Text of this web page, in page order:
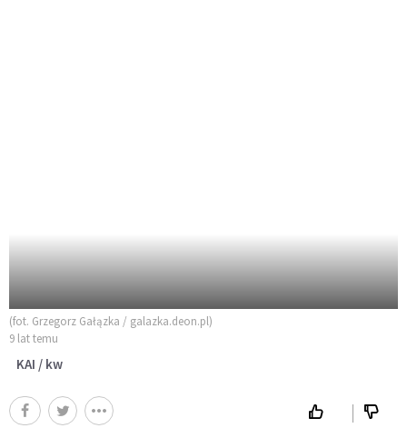
(fot. Grzegorz Gałązka / galazka.deon.pl)
9 lat temu
KAI / kw